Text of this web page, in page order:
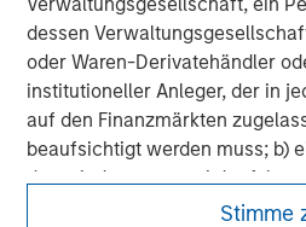
dessen
oder Waren-Derivatehändler
institutioneller Anleger, der in
auf den Finanzmärkten
beaufsichtigt werden muss; b)
das mindestens zwei der
Größenanforderungen aufStimme